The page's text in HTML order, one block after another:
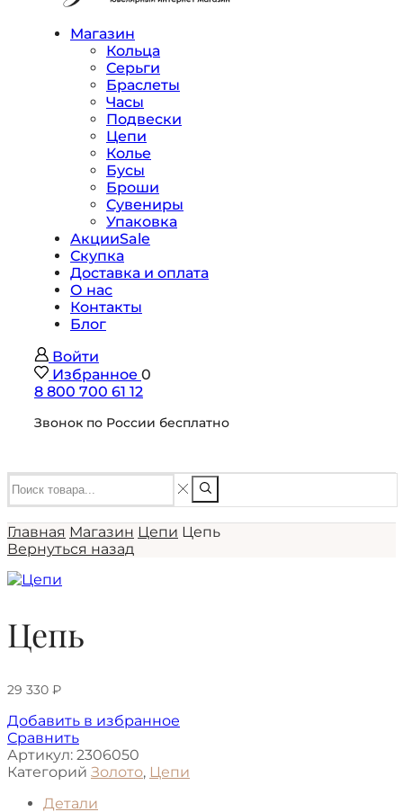
Магазин
Кольца
Серьги
Браслеты
Часы
Подвески
Цепи
Колье
Бусы
Броши
Сувениры
Упаковка
АкцииSale
Скупка
Доставка и оплата
О нас
Контакты
Блог
Войти
Избранное 0
8 800 700 61 12
Звонок по России бесплатно
Главная Магазин Цепи Цепь
Вернуться назад
Цепь
29 330 ₽
Добавить в избранное
Сравнить
Артикул: 2306050
Категорий Золото, Цепи
Детали